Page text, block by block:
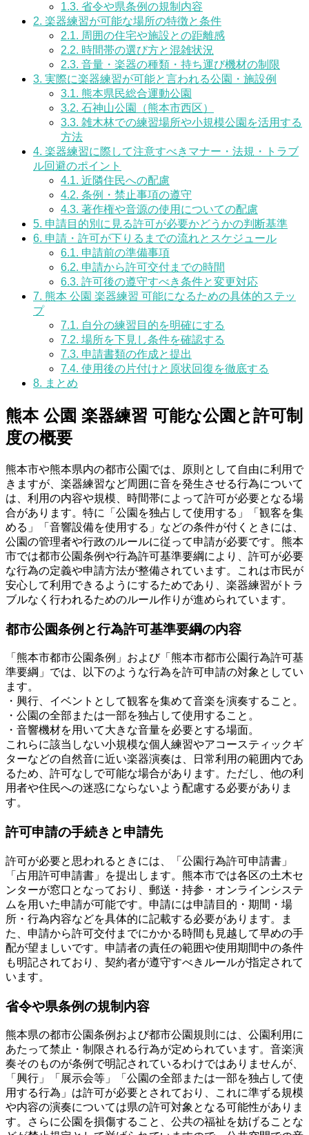
1.3. 省令や県条例の規制内容
2. 楽器練習が可能な場所の特徴と条件
2.1. 周囲の住宅や施設との距離感
2.2. 時間帯の選び方と混雑状況
2.3. 音量・楽器の種類・持ち運び機材の制限
3. 実際に楽器練習が可能と言われる公園・施設例
3.1. 熊本県民総合運動公園
3.2. 石神山公園（熊本市西区）
3.3. 雑木林での練習場所や小規模公園を活用する
方法
4. 楽器練習に際して注意すべきマナー・法規・トラブ
ル回避のポイント
4.1. 近隣住民への配慮
4.2. 条例・禁止事項の遵守
4.3. 著作権や音源の使用についての配慮
5. 申請目的別に見る許可が必要かどうかの判断基準
6. 申請・許可が下りるまでの流れとスケジュール
6.1. 申請前の準備事項
6.2. 申請から許可交付までの時間
6.3. 許可後の遵守すべき条件と変更対応
7. 熊本 公園 楽器練習 可能になるための具体的ステッ
プ
7.1. 自分の練習目的を明確にする
7.2. 場所を下見し条件を確認する
7.3. 申請書類の作成と提出
7.4. 使用後の片付けと原状回復を徹底する
8. まとめ
熊本 公園 楽器練習 可能な公園と許可制
度の概要
熊本市や熊本県内の都市公園では、原則として自由に利用で
きますが、楽器練習など周囲に音を発生させる行為について
は、利用の内容や規模、時間帯によって許可が必要となる場
合があります。特に「公園を独占して使用する」「観客を集
める」「音響設備を使用する」などの条件が付くときには、
公園の管理者や行政のルールに従って申請が必要です。熊本
市では都市公園条例や行為許可基準要綱により、許可が必要
な行為の定義や申請方法が整備されています。これは市民が
安心して利用できるようにするためであり、楽器練習がトラ
ブルなく行われるためのルール作りが進められています。
都市公園条例と行為許可基準要綱の内容
「熊本市都市公園条例」および「熊本市都市公園行為許可基
準要綱」では、以下のような行為を許可申請の対象としてい
ます。
・興行、イベントとして観客を集めて音楽を演奏すること。
・公園の全部または一部を独占して使用すること。
・音響機材を用いて大きな音量を必要とする場面。
これらに該当しない小規模な個人練習やアコースティックギ
ターなどの自然音に近い楽器演奏は、日常利用の範囲内であ
るため、許可なしで可能な場合があります。ただし、他の利
用者や住民への迷惑にならないよう配慮する必要がありま
す。
許可申請の手続きと申請先
許可が必要と思われるときには、「公園行為許可申請書」
「占用許可申請書」を提出します。熊本市では各区の土木セ
ンターが窓口となっており、郵送・持参・オンラインシステ
ムを用いた申請が可能です。申請には申請目的・期間・場
所・行為内容などを具体的に記載する必要があります。ま
た、申請から許可交付までにかかる時間も見越して早めの手
配が望ましいです。申請者の責任の範囲や使用期間中の条件
も明記されており、契約者が遵守すべきルールが指定されて
います。
省令や県条例の規制内容
熊本県の都市公園条例および都市公園規則には、公園利用に
あたって禁止・制限される行為が定められています。音楽演
奏そのものが条例で明記されているわけではありませんが、
「興行」「展示会等」「公園の全部または一部を独占して使
用する行為」は許可が必要とされており、これに準ずる規模
や内容の演奏については県の許可対象となる可能性がありま
す。さらに公園を損傷すること、公共の福祉を妨げることな